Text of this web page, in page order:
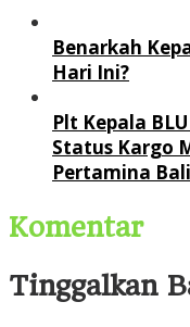
Benarkah
Hari Ini?
Plt Kepala
Status Kargo
Pertamina
Komentar
Tinggalkan